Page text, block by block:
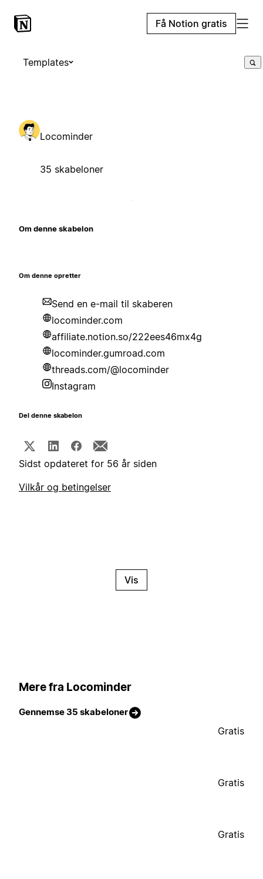
Få Notion gratis
Templates
Locominder
35 skabeloner
Om denne skabelon
Om denne opretter
Send en e-mail til skaberen
locominder.com
affiliate.notion.so/222ees46mx4g
locominder.gumroad.com
threads.com/@locominder
Instagram
Del denne skabelon
Sidst opdateret for 56 år siden
Vilkår og betingelser
Vis
Mere fra Locominder
Gennemse 35 skabeloner
Gratis
Gratis
Gratis